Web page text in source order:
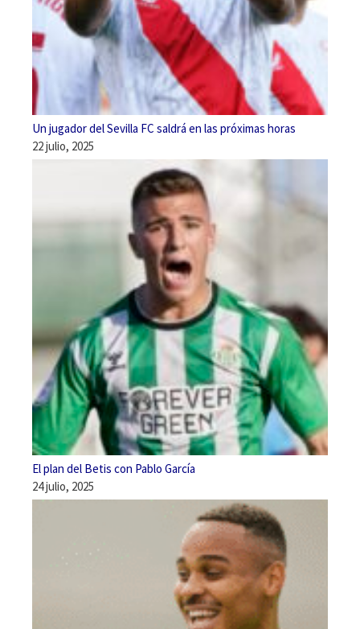
Un jugador del Sevilla FC saldrá en las próximas horas
22 julio, 2025
El plan del Betis con Pablo García
24 julio, 2025